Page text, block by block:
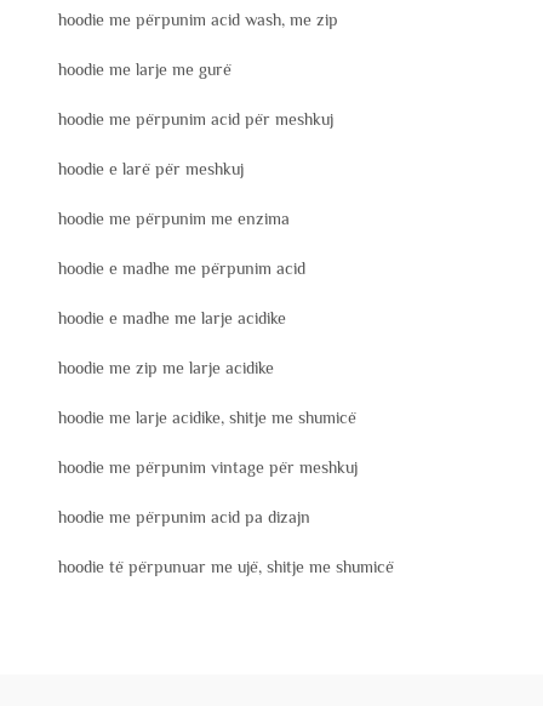
hoodie me përpunim acid wash, me zip
hoodie me larje me gurë
hoodie me përpunim acid për meshkuj
hoodie e larë për meshkuj
hoodie me përpunim me enzima
hoodie e madhe me përpunim acid
hoodie e madhe me larje acidike
hoodie me zip me larje acidike
hoodie me larje acidike, shitje me shumicë
hoodie me përpunim vintage për meshkuj
hoodie me përpunim acid pa dizajn
hoodie të përpunuar me ujë, shitje me shumicë